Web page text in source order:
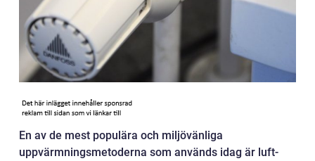
En av de mest populära och miljövänliga
uppvärmningsmetoderna som används idag är luft-